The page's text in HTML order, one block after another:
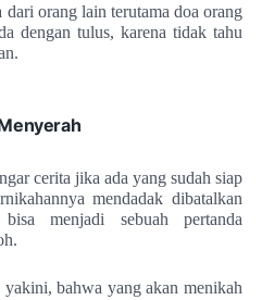
orang lain terutama doa orang
dengan tulus, karena tidak tahu
cerita jika ada yang sudah siap
mendadak dibatalkan
menjadi sebuah pertanda
bahwa yang akan menikah